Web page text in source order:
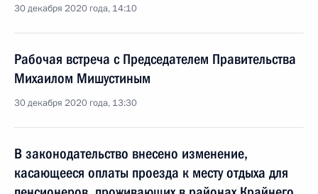
30 декабря 2020 года, 14:10
Рабочая встреча с Председателем Правительства
Михаилом Мишустиным
30 декабря 2020 года, 13:30
В законодательство внесено изменение,
касающееся оплаты проезда к месту отдыха для